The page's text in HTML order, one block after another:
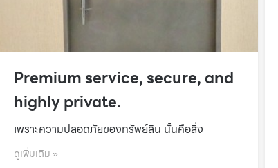
Premium service, secure, and
highly private.
เพราะความปลอดภัยของทรัพย์สิน นั้นคือสิ่ง
ดูเพิ่มเติม »